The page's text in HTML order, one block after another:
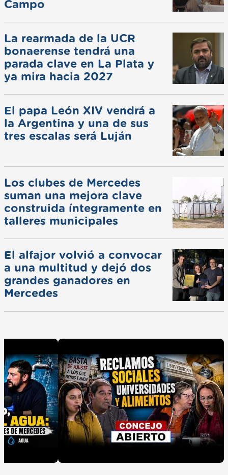
Campo
La rearmada de la UCR
bonaerense tendrá una
parada clave en La Plata y
ya mira hacia 2027
El papa León XIV vendrá a
la Argentina y una de sus
tres escalas será Luján
Los clubes de Mercedes
suman una mejora clave
construida íntegramente en
talleres municipales
El alfajor volvió a convocar
a una multitud y dejó dos
grandes ganadores en
Mercedes